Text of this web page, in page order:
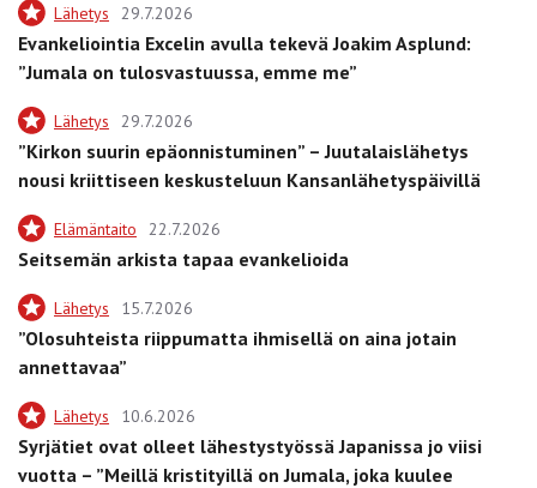
Lähetys 29.7.2026
Evankeliointia Excelin avulla tekevä Joakim Asplund:
”Jumala on tulosvastuussa, emme me”
Lähetys 29.7.2026
”Kirkon suurin epäonnistuminen” – Juutalaislähetys
nousi kriittiseen keskusteluun Kansanlähetyspäivillä
Elämäntaito 22.7.2026
Seitsemän arkista tapaa evankelioida
Lähetys 15.7.2026
”Olosuhteista riippumatta ihmisellä on aina jotain
annettavaa”
Lähetys 10.6.2026
Syrjätiet ovat olleet lähestystyössä Japanissa jo viisi
vuotta – ”Meillä kristityillä on Jumala, joka kuulee